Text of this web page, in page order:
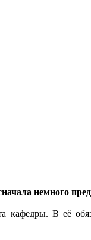
немного
кафедры. В её